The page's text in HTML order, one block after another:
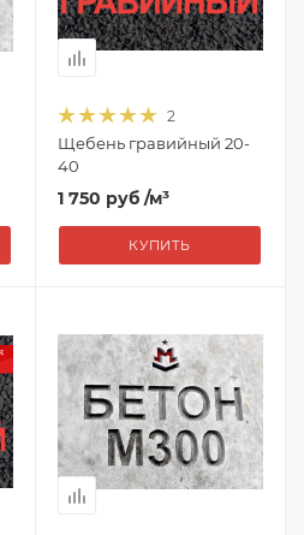
2
Щебень гравийный 20-
40
1 750 руб /м³
КУПИТЬ